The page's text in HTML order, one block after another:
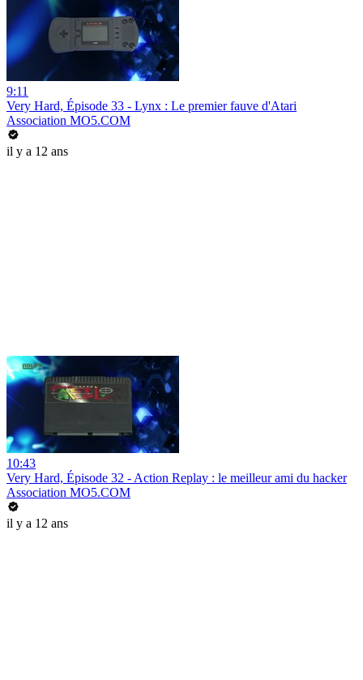
9:11
Very Hard, Épisode 33 - Lynx : Le premier fauve d'Atari
Association MO5.COM
il y a 12 ans
10:43
Very Hard, Épisode 32 - Action Replay : le meilleur ami du hacker
Association MO5.COM
il y a 12 ans